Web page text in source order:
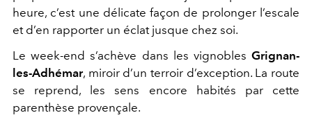
heure, c’est une délicate façon de prolonger l’escale
et d’en rapporter un éclat jusque chez soi.
Le week-end s’achève dans les vignobles Grignan-
les-Adhémar, miroir d’un terroir d’exception. La route
se reprend, les sens encore habités par cette
parenthèse provençale.